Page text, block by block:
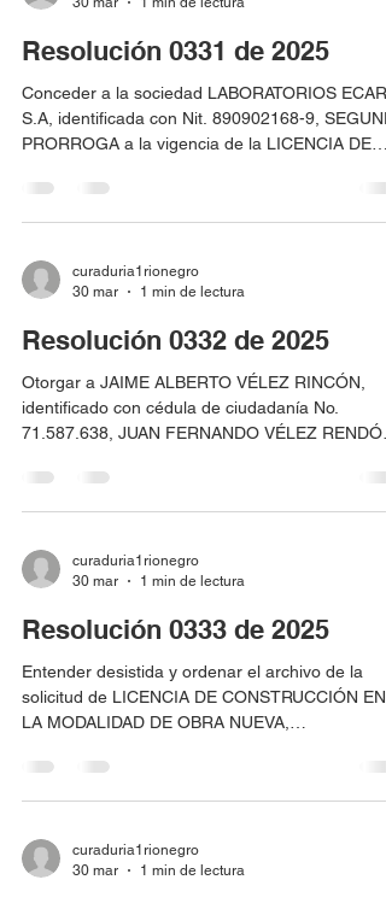
con matrículas inmobiliarias No. 020-219491,
ADX0007SYJD.
Resolución 0331 de 2025
Conceder a la sociedad LABORATORIOS ECAR
S.A, identificada con Nit. 890902168-9,
PRORROGA a la vigencia de la LICENCIA DE
AMPLIACIÓN aprobada según resolución No.
0131 del 21 de julio de 2022 expedida por la
curaduria1rionegro
30 mar
1 min de lectura
Resolución 0332 de 2025
Otorgar a JAIME ALBERTO VÉLEZ RINCÓN,
identificado con cédula de ciudadanía No.
71.587.638, JUAN FERNANDO VÉLEZ
71.611.722 y CARLOS ALEJANDRO VÉLEZ
RENDÓN, identificado con cédula de ciudadanía
RURAL para el predio localizado en la vereda
Pontezuela, identificado con matrícula
ADX0006XMCB.
curaduria1rionegro
30 mar
1 min de lectura
Resolución 0333 de 2025
Entender desistida y ordenar el archivo de la
solicitud de LICENCIA DE CONSTRUCCIÓN EN
LA MODALIDAD DE OBRA NUEVA,
presentada por LA SOCIEDAD WINVESTMENT
S.A.S., identificada con Nit. 9015910493, a
ZULUAGA QUINTERO, identificado con cedula
ciudadanía No. 71.275.129, para el predio
curaduria1rionegro
30 mar
1 min de lectura